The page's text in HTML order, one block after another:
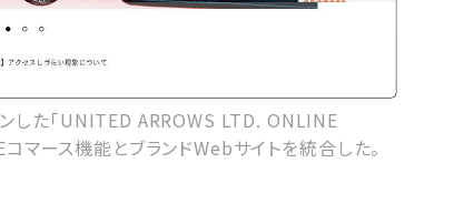
した「UNITED ARROWS LTD. ONLINE
コマース機能とブランドWebサイトを統合した。